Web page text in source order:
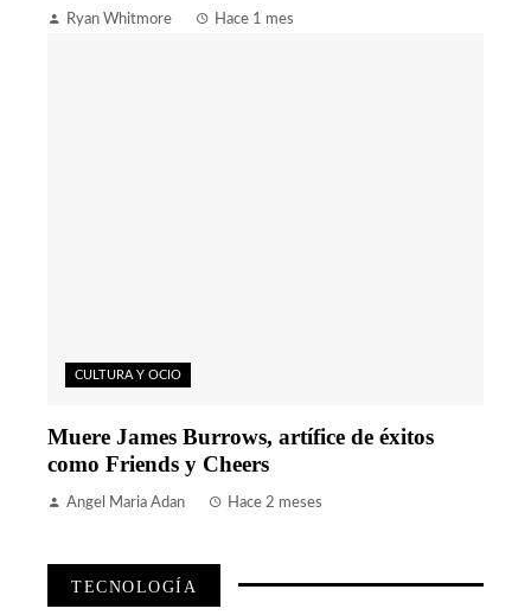
Ryan Whitmore Hace 1 mes
CULTURA Y OCIO
Muere James Burrows, artífice de éxitos
como Friends y Cheers
Angel Maria Adan Hace 2 meses
TECNOLOGÍA